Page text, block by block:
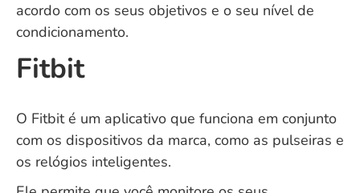
acordo com os seus objetivos e o seu nível de
condicionamento.
Fitbit
O Fitbit é um aplicativo que funciona em conjunto
com os dispositivos da marca, como as pulseiras e
os relógios inteligentes.